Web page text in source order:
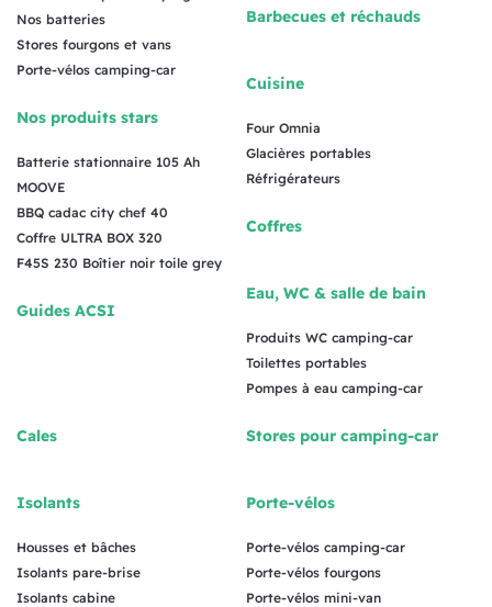
Nos batteries
Stores fourgons et vans
Porte-vélos camping-car
Nos produits stars
Batterie stationnaire 105 Ah
MOOVE
BBQ cadac city chef 40
Coffre ULTRA BOX 320
F45S 230 Boîtier noir toile grey
Guides ACSI
Barbecues et réchauds
Cuisine
Four Omnia
Glacières portables
Réfrigérateurs
Coffres
Eau, WC & salle de bain
Produits WC camping-car
Toilettes portables
Pompes à eau camping-car
Cales
Isolants
Housses et bâches
Isolants pare-brise
Isolants cabine
Stores pour camping-car
Porte-vélos
Porte-vélos camping-car
Porte-vélos fourgons
Porte-vélos mini-van